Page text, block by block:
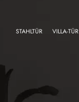
STAHLTÜR VILLA-TÜR